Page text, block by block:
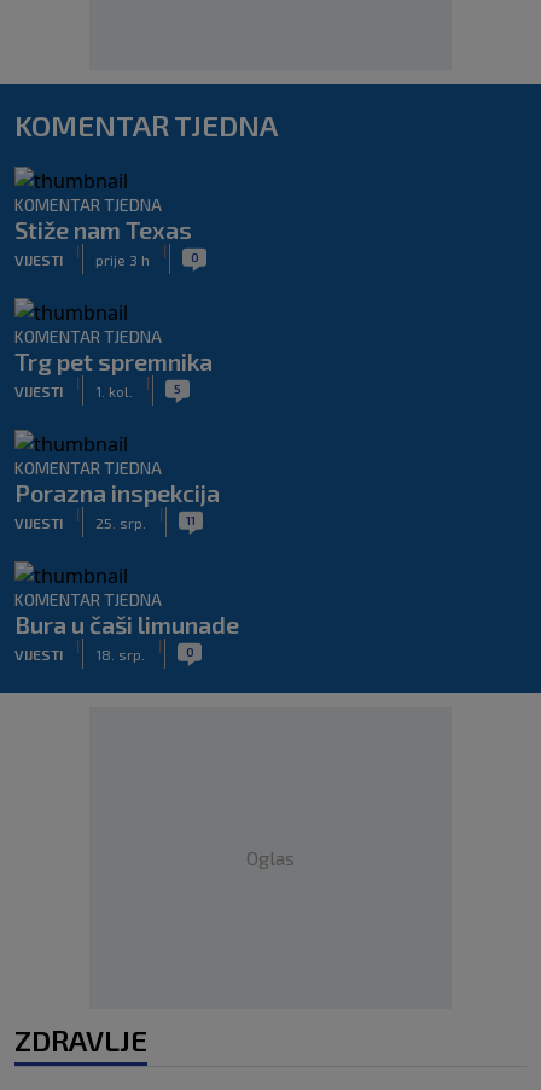
KOMENTAR TJEDNA
KOMENTAR TJEDNA
Stiže nam Texas
VIJESTI
|
prije 3 h
| 0
KOMENTAR TJEDNA
Trg pet spremnika
VIJESTI
|
1. kol.
| 5
KOMENTAR TJEDNA
Porazna inspekcija
VIJESTI
|
25. srp.
| 11
KOMENTAR TJEDNA
Bura u čaši limunade
VIJESTI
|
18. srp.
| 0
Oglas
ZDRAVLJE